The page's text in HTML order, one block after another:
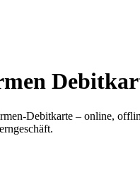
Debitkarte – online,